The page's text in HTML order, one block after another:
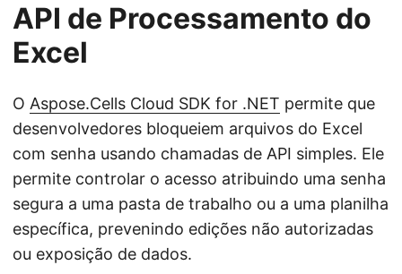
API de Processamento do
Excel
O Aspose.Cells Cloud SDK for .NET permite que
desenvolvedores bloqueiem arquivos do Excel
com senha usando chamadas de API simples. Ele
permite controlar o acesso atribuindo uma senha
segura a uma pasta de trabalho ou a uma planilha
específica, prevenindo edições não autorizadas
ou exposição de dados.